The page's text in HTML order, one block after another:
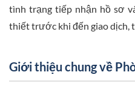
tình trạng tiếp nhận hồ sơ
thiết trước khi đến giao dịch,
Giới thiệu chung về